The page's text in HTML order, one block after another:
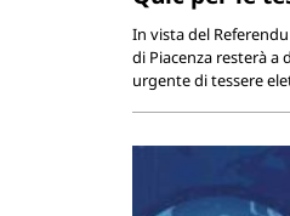
In vista del
di Piacenza resterà a
urgente di tessere